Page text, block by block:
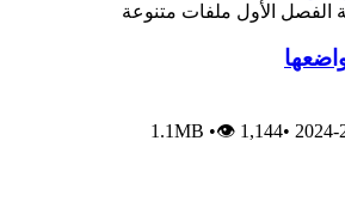
الفصل الأول ملفات متنوعة
•
1.1MB •👁 1,144